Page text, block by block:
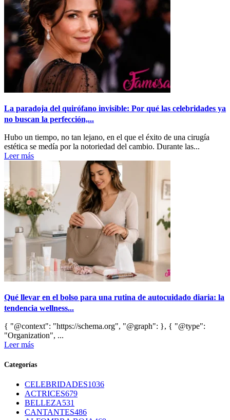
La paradoja del quirófano invisible: Por qué las celebridades ya
no buscan la perfección,...
Hubo un tiempo, no tan lejano, en el que el éxito de una cirugía
estética se medía por la notoriedad del cambio. Durante las...
Leer más
Qué llevar en el bolso para una rutina de autocuidado diaria: la
tendencia wellness...
{ "@context": "https://schema.org", "@graph": }, { "@type":
"Organization", ...
Leer más
Categorías
CELEBRIDADES1036
ACTRICES679
BELLEZA531
CANTANTES486